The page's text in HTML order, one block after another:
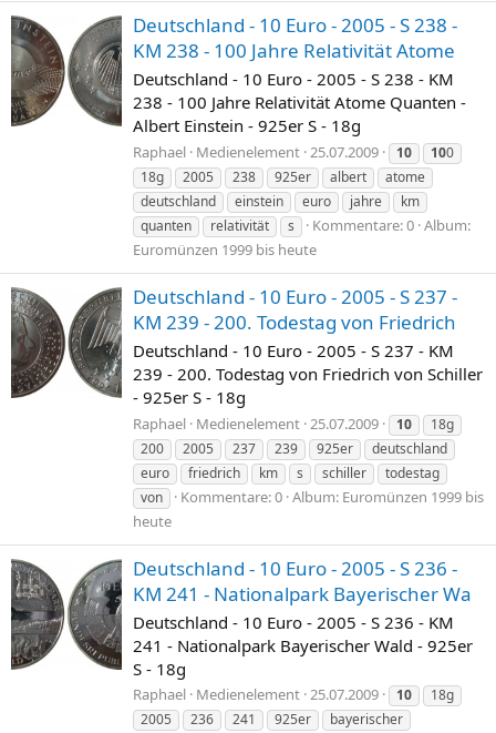
Deutschland - 10 Euro - 2005 - S 238 -
KM 238 - 100 Jahre Relativität Atome
Deutschland - 10 Euro - 2005 - S 238 - KM
238 - 100 Jahre Relativität Atome Quanten -
Albert Einstein - 925er S - 18g
Raphael Medienelement 25.07.2009 10 100
18g
2005 238 925er albert
atome
deutschland
einstein euro jahre
km
quanten
relativität s Kommentare: 0 Album:
Euromünzen 1999 bis heute
Deutschland - 10 Euro - 2005 - S 237 -
KM 239 - 200. Todestag von Friedrich
Deutschland - 10 Euro - 2005 - S 237 - KM
239 - 200. Todestag von Friedrich von Schiller
- 925er S - 18g
Raphael Medienelement 25.07.2009 10
18g
200
2005 237 239 925er
deutschland
euro
friedrich km s schiller
todestag
von
Kommentare: 0 Album: Euromünzen 1999 bis
heute
Deutschland - 10 Euro - 2005 - S 236 -
KM 241 - Nationalpark Bayerischer Wa
Deutschland - 10 Euro - 2005 - S 236 - KM
241 - Nationalpark Bayerischer Wald - 925er
S - 18g
Raphael Medienelement 25.07.2009 10
18g
2005
236 241 925er
bayerischer